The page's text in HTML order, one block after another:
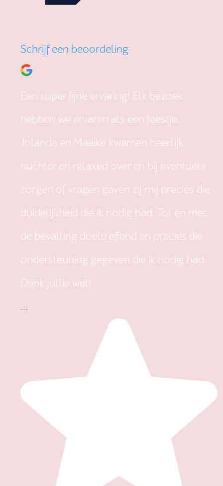
Schrijf een beoordeling
Een super fijne ervaring! Elk bezoek
hebben we ervaren als een feestje.
Jolanda en Maaike kwamen heerlijk
nuchter en relaxed over en bij eventuele
zorgen of vragen gaven zij mij precies die
duidelijkheid die ik nodig had. Tot en met
de bevalling doeltreffend en precies die
ondersteuning gegeven die ik nodig had.
Dank jullie wel!
...